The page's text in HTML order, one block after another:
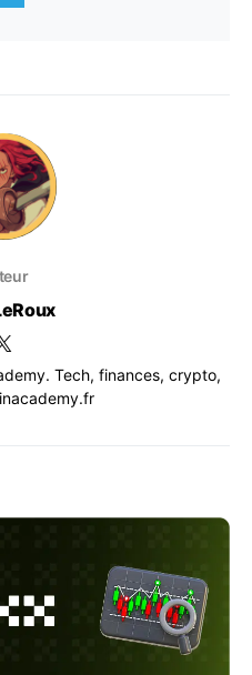
Tech, finances, crypto,